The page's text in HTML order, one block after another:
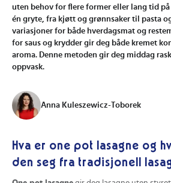
uten behov for flere former eller lang tid
én gryte, fra kjøtt og grønnsaker til pasta
variasjoner for både hverdagsmat og
for saus og krydder gir deg både kremet
aroma. Denne metoden gir deg middag
oppvask.
Anna Kuleszewicz-Toborek
Hva er one pot lasagne og
den seg fra tradisjonell